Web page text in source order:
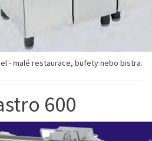
- malé restaurace, bufety nebo bistra.
600